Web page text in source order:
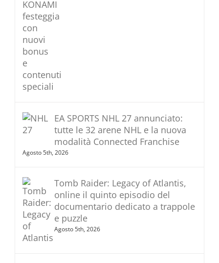
EA SPORTS NHL 27 annunciato:
tutte le 32 arene NHL e la nuova
modalità Connected Franchise
Agosto 5th, 2026
Tomb Raider: Legacy of Atlantis,
online il quinto episodio del
documentario dedicato a trappole
e puzzle
Agosto 5th, 2026